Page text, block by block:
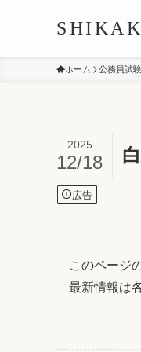
ホーム 公務員試
2025
12/18
広告
このページ
最新情報は